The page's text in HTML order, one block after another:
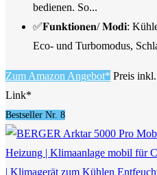
bedienen. So...
✅𝐅𝐮𝐧𝐤𝐭𝐢𝐨𝐧𝐞𝐧/ 𝐌𝐨𝐝𝐢:
Eco- und Turbomodus,
Zum Amazon Angebot* Preis
Link*
Bestseller Nr. 8